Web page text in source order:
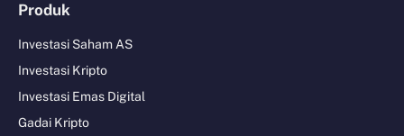
Produk
Investasi Saham AS
Investasi Kripto
Investasi Emas Digital
Gadai Kripto